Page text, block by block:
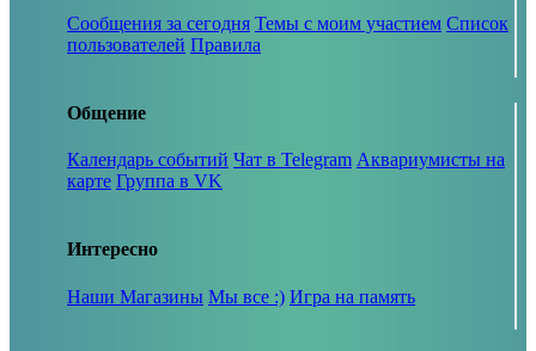
Сообщения за сегодня Темы с моим участием Список
пользователей Правила
Общение
Календарь событий Чат в Telegram Аквариумисты на
карте Группа в VK
Интересно
Наши Магазины Мы все :) Игра на память